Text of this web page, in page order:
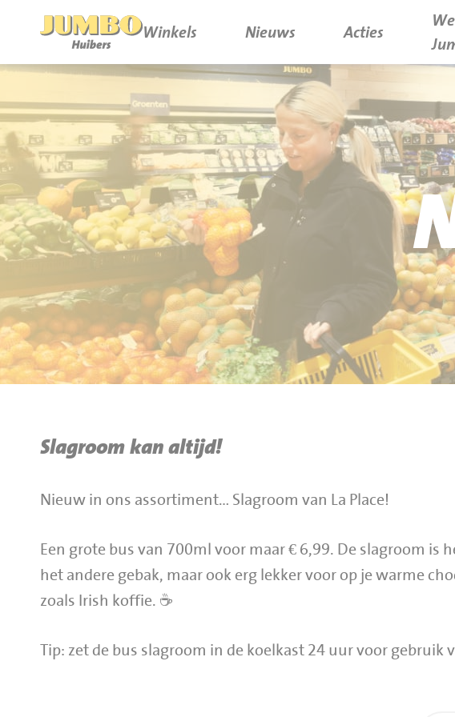
Winkels Nieuws Acties
P.W.A. Park
Bruïneplein
Petenbos
Nieuws
Acties
Werken bij Jumbo Huibers
Vacatures en Solliciteren
Werken en leren
Jumbo.com
BBQ gigant webshop
Slagroom kan altijd!
Nieuw in ons assortiment… Slagroom van La Place!
Een grote bus van 700ml voor maar € 6,99. De slagroom is
het andere gebak, maar ook erg lekker voor op je warme
zoals Irish koffie. ☕
Tip: zet de bus slagroom in de koelkast 24 uur voor